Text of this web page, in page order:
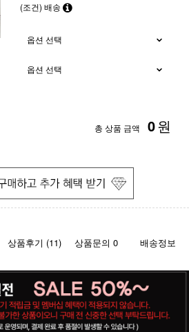
(조건) 배송
총 상품 금액 0원
상품후기 (11) 상품문의 0 배송정보